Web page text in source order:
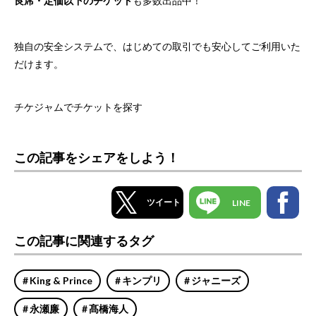
独自の安全システムで、はじめての取引でも安心してご利用いた
だけます。
チケジャムでチケットを探す
この記事をシェアをしよう！
ツイート LINE
この記事に関連するタグ
King & Prince キンプリ ジャニーズ
永瀬廉 髙橋海人